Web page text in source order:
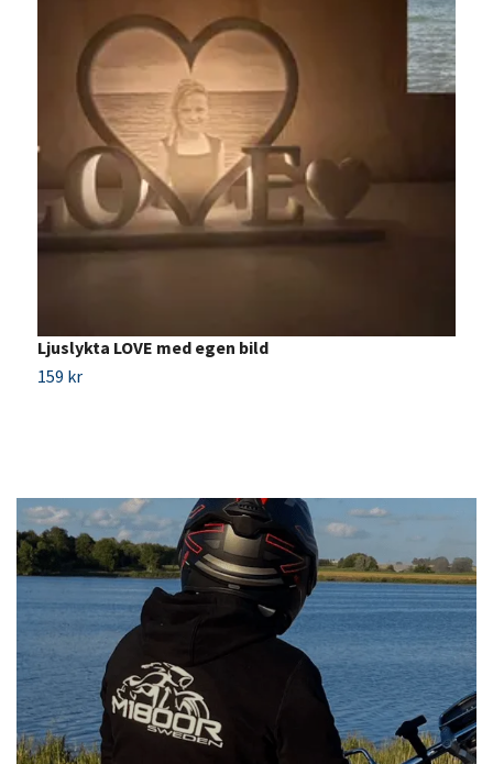
Ljuslykta LOVE med egen bild
159 kr